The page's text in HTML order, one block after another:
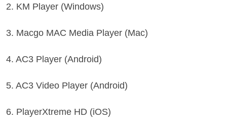
2. KM Player (Windows)
3. Macgo MAC Media Player (Mac)
4. AC3 Player (Android)
5. AC3 Video Player (Android)
6. PlayerXtreme HD (iOS)